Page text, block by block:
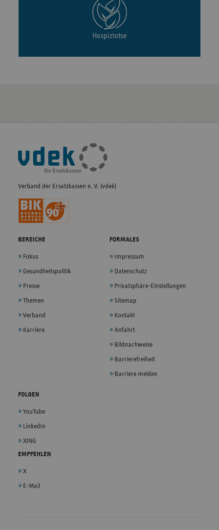
Hospizlotse
Fußleisten-
Navigation
Verband der Ersatzkassen e. V. (vdek)
BEREICHE
Fokus
Gesundheitspolitik
Presse
Themen
Verband
Karriere
FORMALES
Impressum
Datenschutz
Privatsphäre-Einstellungen
Sitemap
Kontakt
Anfahrt
Bildnachweise
Barrierefreiheit
Barriere melden
FOLGEN
YouTube
LinkedIn
XING
EMPFEHLEN
X
E-Mail